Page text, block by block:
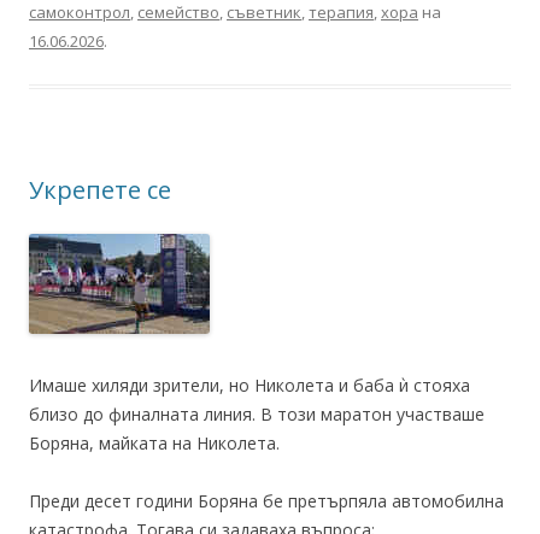
самоконтрол, семейство, съветник,терапия,хора на
16.06.2026.
Укрепете се
Имаше хиляди зрители, но Николета и баба ѝ стояха
близо до финалната линия. В този маратон участваше
Боряна, майката на Николета.
Преди десет години Боряна бе претърпяла автомобилна